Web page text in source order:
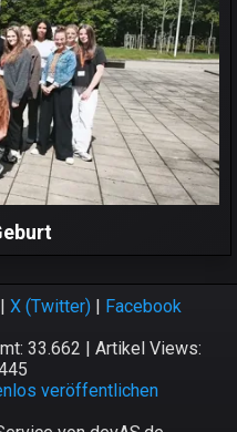
X (Twitter)| Facebook
33.662 | Artikel Views:
veröffentlichen